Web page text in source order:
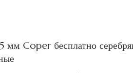
мм Coper бесплатно